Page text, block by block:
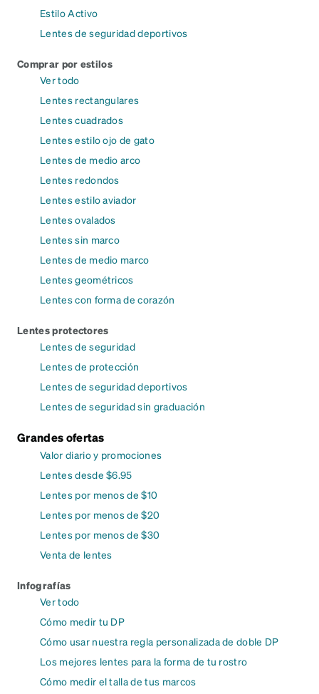
Estilo Activo
Lentes de seguridad deportivos
Comprar por estilos
Ver todo
Lentes rectangulares
Lentes cuadrados
Lentes estilo ojo de gato
Lentes de medio arco
Lentes redondos
Lentes estilo aviador
Lentes ovalados
Lentes sin marco
Lentes de medio marco
Lentes geométricos
Lentes con forma de corazón
Lentes protectores
Lentes de seguridad
Lentes de protección
Lentes de seguridad deportivos
Lentes de seguridad sin graduación
Grandes ofertas
Valor diario y promociones
Lentes desde $6.95
Lentes por menos de $10
Lentes por menos de $20
Lentes por menos de $30
Venta de lentes
Infografías
Ver todo
Cómo medir tu DP
Cómo usar nuestra regla personalizada de doble DP
Los mejores lentes para la forma de tu rostro
Cómo medir el talla de tus marcos